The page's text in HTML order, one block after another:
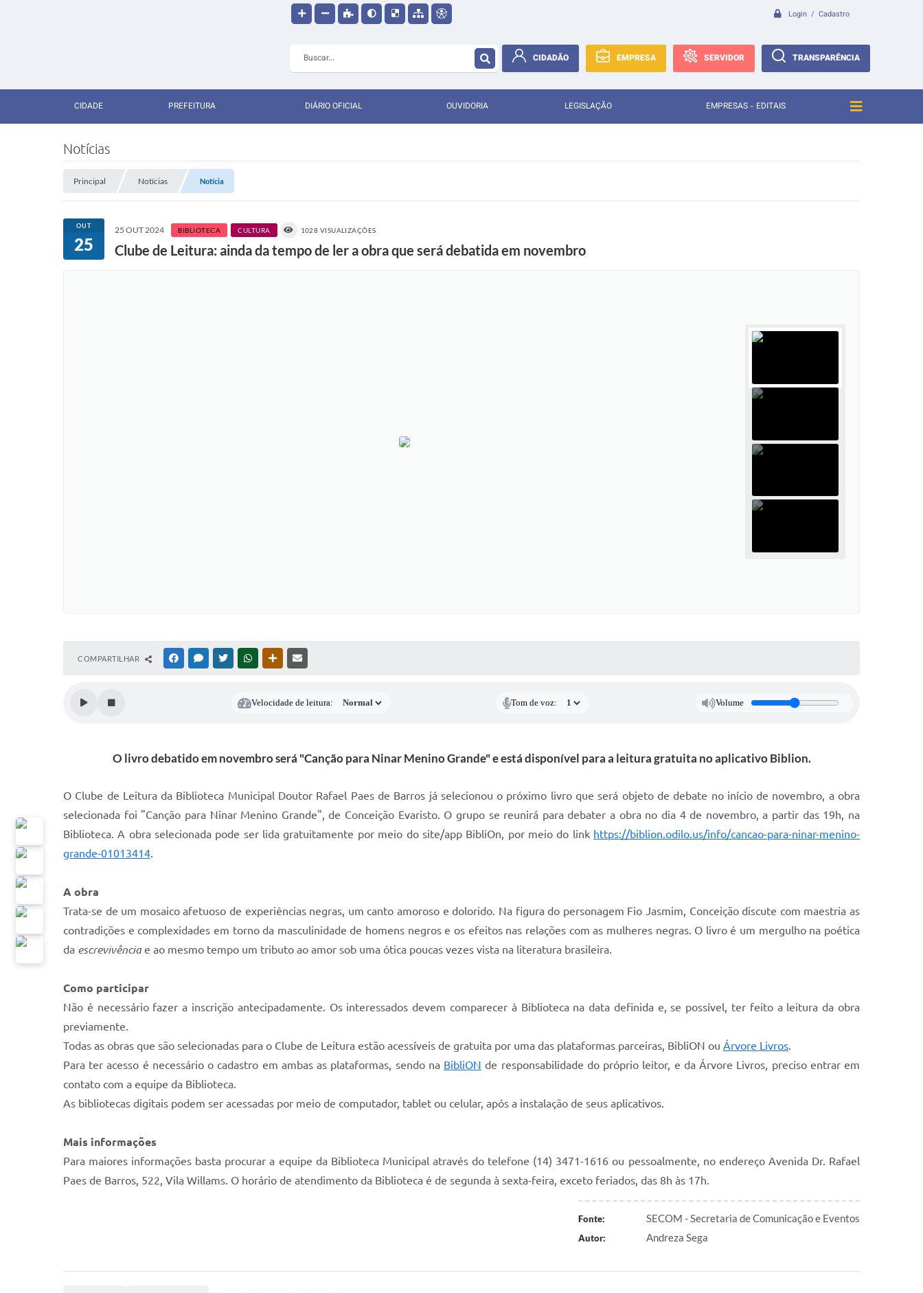
Login / Cadastro
CIDADÃO EMPRESA SERVIDOR TRANSPARÊNCIA
CIDADE PREFEITURA DIÁRIO OFICIAL OUVIDORIA LEGISLAÇÃO EMPRESAS - EDITAIS
Notícias
Principal Notícias Notícia
OUT
25
25 OUT 2024 BIBLIOTECA CULTURA 1028 VISUALIZAÇÕES
Clube de Leitura: ainda da tempo de ler a obra que será debatida em novembro
COMPARTILHAR FACEBOOKMESSENGER
TWITTERWHATSAPPOUTRAS MÍDIAS
Velocidade de leitura: Tom de voz: Volume
O livro debatido em novembro será "Canção para Ninar Menino Grande" e está disponível para a leitura gratuita no aplicativo Biblion.
O Clube de Leitura da Biblioteca Municipal Doutor Rafael Paes de Barros já selecionou o próximo livro que será objeto de debate no início de novembro, a obra
selecionada foi "Canção para Ninar Menino Grande", de Conceição Evaristo. O grupo se reunirá para debater a obra no dia 4 de novembro, a partir das 19h, na
Biblioteca. A obra selecionada pode ser lida gratuitamente por meio do site/app BibliOn, por meio do link https://biblion.odilo.us/info/cancao-para-ninar-menino-
grande-01013414.
A obra
Trata-se de um mosaico afetuoso de experiências negras, um canto amoroso e dolorido. Na figura do personagem Fio Jasmim, Conceição discute com maestria as
contradições e complexidades em torno da masculinidade de homens negros e os efeitos nas relações com as mulheres negras. O livro é um mergulho na poética
da escrevivênciae ao mesmo tempo um tributo ao amor sob uma ótica poucas vezes vista na literatura brasileira.
Como participar
Não é necessário fazer a inscrição antecipadamente. Os interessados devem comparecer à Biblioteca na data definida e, se possível, ter feito a leitura da obra
previamente.
Todas as obras que são selecionadas para o Clube de Leitura estão acessíveis de gratuita por uma das plataformas parceiras, BibliON ou Árvore Livros.
Para ter acesso é necessário o cadastro em ambas as plataformas, sendo na BibliON de responsabilidade do próprio leitor, e da Árvore Livros, preciso entrar em
contato com a equipe da Biblioteca.
As bibliotecas digitais podem ser acessadas por meio de computador, tablet ou celular, após a instalação de seus aplicativos.
Mais informações
Para maiores informações basta procurar a equipe da Biblioteca Municipal através do telefone (14) 3471-1616 ou pessoalmente, no endereço Avenida Dr. Rafael
Paes de Barros, 522, Vila Willams. O horário de atendimento da Biblioteca é de segunda à sexta-feira, exceto feriados, das 8h às 17h.
Fonte: SECOM - Secretaria de Comunicação e Eventos
Autor: Andreza Sega